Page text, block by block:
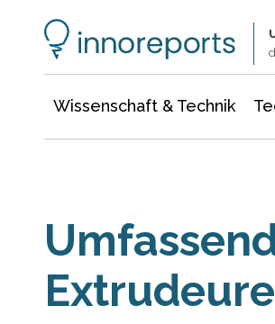
Wissenschaft & Technik
Extrudeure